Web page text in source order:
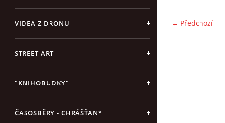
VIDEA Z DRONU
STREET ART
"KNIHOBUDKY"
ČASOSBĚRY - CHRÁŠŤANY
← Předchozí